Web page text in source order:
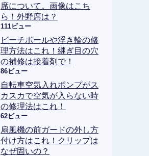
席について。画像はこち
ら！外野席は？
111ビュー
ビーチボールや浮き輪の修
理方法はこれ！継ぎ目の穴
の補修は接着剤で！
86ビュー
自転車空気入れポンプがス
カスカで空気が入らない時
の修理法はこれ！
62ビュー
扇風機の前ガードの外し方
付け方はこれ！クリップは
なぜ固いの？